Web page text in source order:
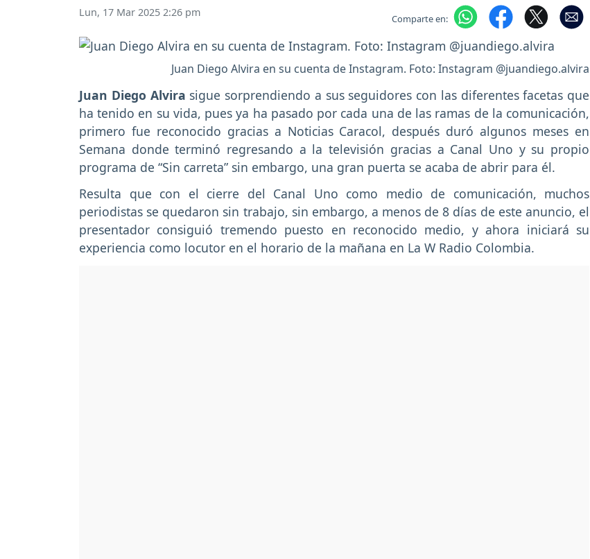
Lun, 17 Mar 2025 2:26 pm Comparte en:
Juan Diego Alvira en su cuenta de Instagram. Foto: Instagram @juandiego.alvira
Juan Diego Alvira sigue sorprendiendo a sus seguidores con las diferentes facetas que
ha tenido en su vida, pues ya ha pasado por cada una de las ramas de la comunicación,
primero fue reconocido gracias a Noticias Caracol, después duró algunos meses en
Semana donde terminó regresando a la televisión gracias a Canal Uno y su propio
programa de “Sin carreta” sin embargo, una gran puerta se acaba de abrir para él.
Resulta que con el cierre del Canal Uno como medio de comunicación, muchos
periodistas se quedaron sin trabajo, sin embargo, a menos de 8 días de este anuncio, el
presentador consiguió tremendo puesto en reconocido medio, y ahora iniciará su
experiencia como locutor en el horario de la mañana en La W Radio Colombia.